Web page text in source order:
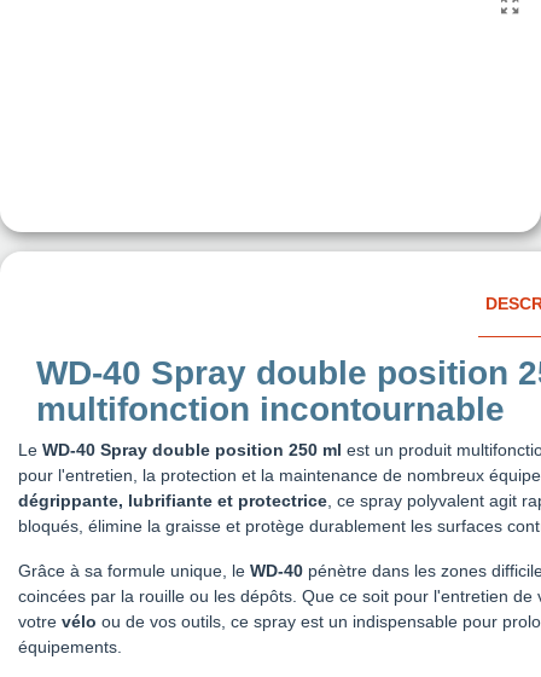
WD-40 Spray double position
multifonction incontournable
Le WD-40 Spray double position 250 ml est un produit
pour l'entretien, la protection et la maintenance de nombreux
dégrippante, lubrifiante et protectrice, ce spray polyvalent agit
bloqués, élimine la graisse et protège durablement les surfaces
Grâce à sa formule unique, le WD-40 pénètre dans les zones
coincées par la rouille ou les dépôts. Que ce soit pour l'entretien de
votre vélo ou de vos outils, ce spray est un indispensable pour
équipements.